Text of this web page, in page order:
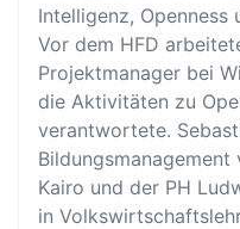
Intelligenz, Openness
Vor dem HFD
Projektmanager bei
die Aktivitäten zu
verantwortete.
Kairo und der PH
in